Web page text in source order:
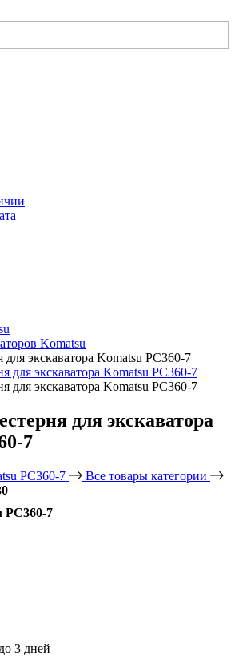
Komatsu
экскаватора Komatsu PC360-7
для экскаватора
7
PC360-7
Все товары категории
PC360-7
3 дней